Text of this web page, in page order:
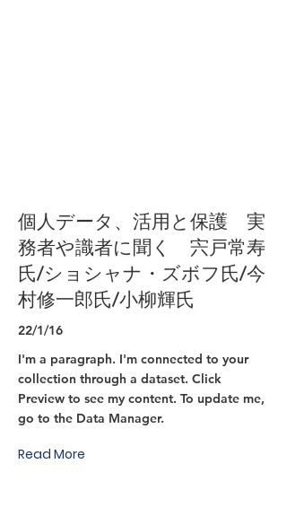
個人データ、活用と保護 実
務者や識者に聞く 宍戸常寿
氏/ショシャナ・ズボフ氏/今
村修一郎氏/小柳輝氏
22/1/16
I'm a paragraph. I'm connected to your
collection through a dataset. Click
Preview to see my content. To update me,
go to the Data Manager.
Read More